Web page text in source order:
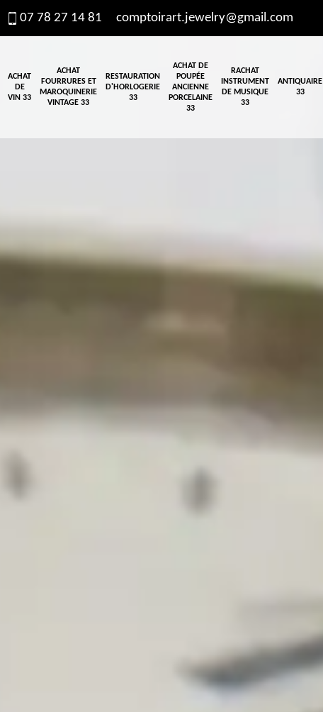
07 78 27 14 81 comptoirart.jewelry@gmail.com
ACHAT
DE
VIN 33
ACHAT
FOURRURES ET
MAROQUINERIE
VINTAGE 33
RESTAURATION
D'HORLOGERIE
33
ACHAT DE
POUPÉE
ANCIENNE
PORCELAINE
33
RACHAT
INSTRUMENT
DE MUSIQUE
33
ANTIQUAIRE
33